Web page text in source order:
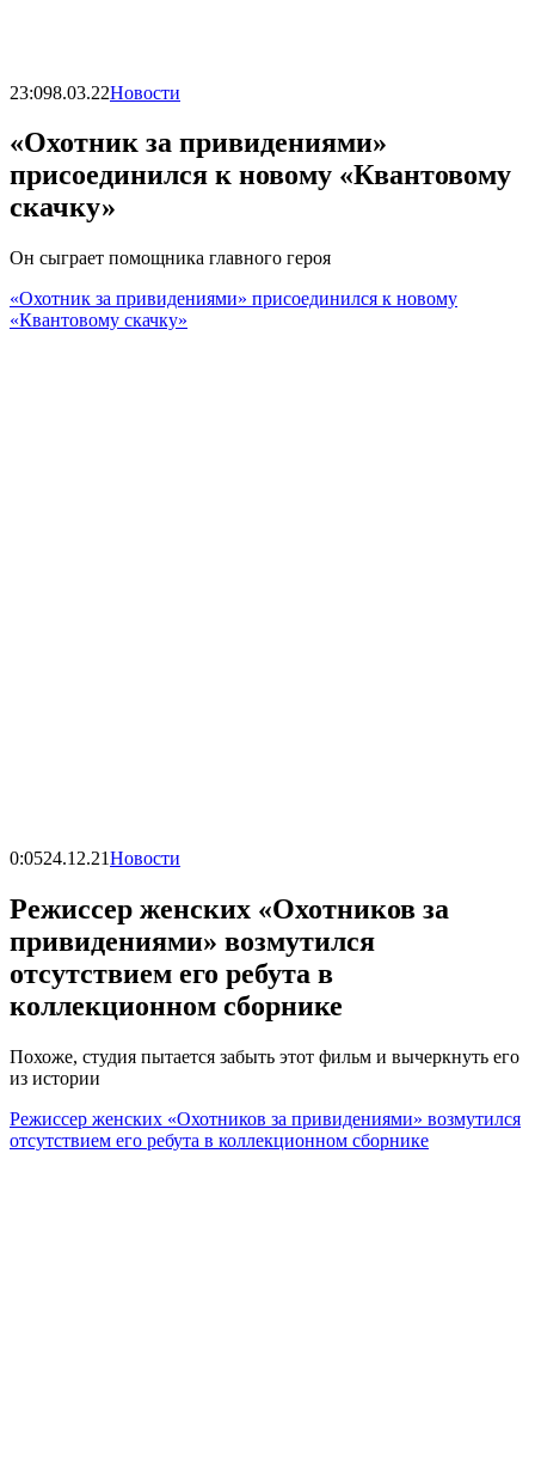
23:098.03.22Новости
«Охотник за привидениями»
присоединился к новому «Квантовому
скачку»
Он сыграет помощника главного героя
«Охотник за привидениями» присоединился к новому
«Квантовому скачку»
0:0524.12.21Новости
Режиссер женских «Охотников за
привидениями» возмутился
отсутствием его ребута в
коллекционном сборнике
Похоже, студия пытается забыть этот фильм и вычеркнуть его
из истории
Режиссер женских «Охотников за привидениями» возмутился
отсутствием его ребута в коллекционном сборнике